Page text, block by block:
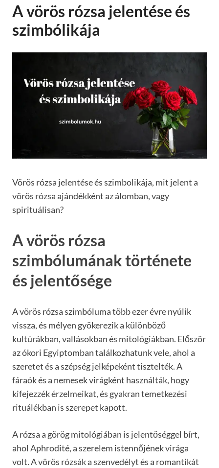
A vörös rózsa jelentése és
szimbólikája
Vörös rózsa jelentése és szimbolikája, mit jelent a
vörös rózsa ajándékként az álomban, vagy
spirituálisan?
A vörös rózsa
szimbólumának története
és jelentősége
A vörös rózsa szimbóluma több ezer évre nyúlik
vissza, és mélyen gyökerezik a különböző
kultúrákban, vallásokban és mitológiákban. Először
az ókori Egyiptomban találkozhatunk vele, ahol a
szeretet és a szépség jelképeként tisztelték. A
fáraók és a nemesek virágként használták, hogy
kifejezzék érzelmeikat, és gyakran temetkezési
rituálékban is szerepet kapott.
A rózsa a görög mitológiában is jelentőséggel bírt,
ahol Aphrodité, a szerelem istennőjének virága
volt. A vörös rózsák a szenvedélyt és a romantikát